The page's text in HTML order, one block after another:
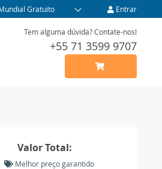
Gratuito Entrar
Tem alguma dúvida? Contate-nos!
+55 71 3599 9707
Valor Total:
Melhor preço garantido